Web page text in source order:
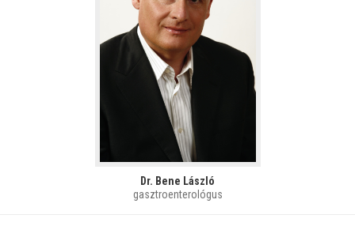
Dr. Bene László
gasztroenterológus